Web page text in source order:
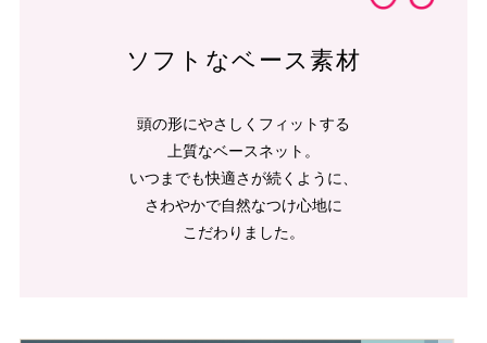
ソフトなベース素材
頭の形にやさしくフィットする
上質なベースネット。
いつまでも快適さが続くように、
さわやかで自然なつけ心地に
こだわりました。